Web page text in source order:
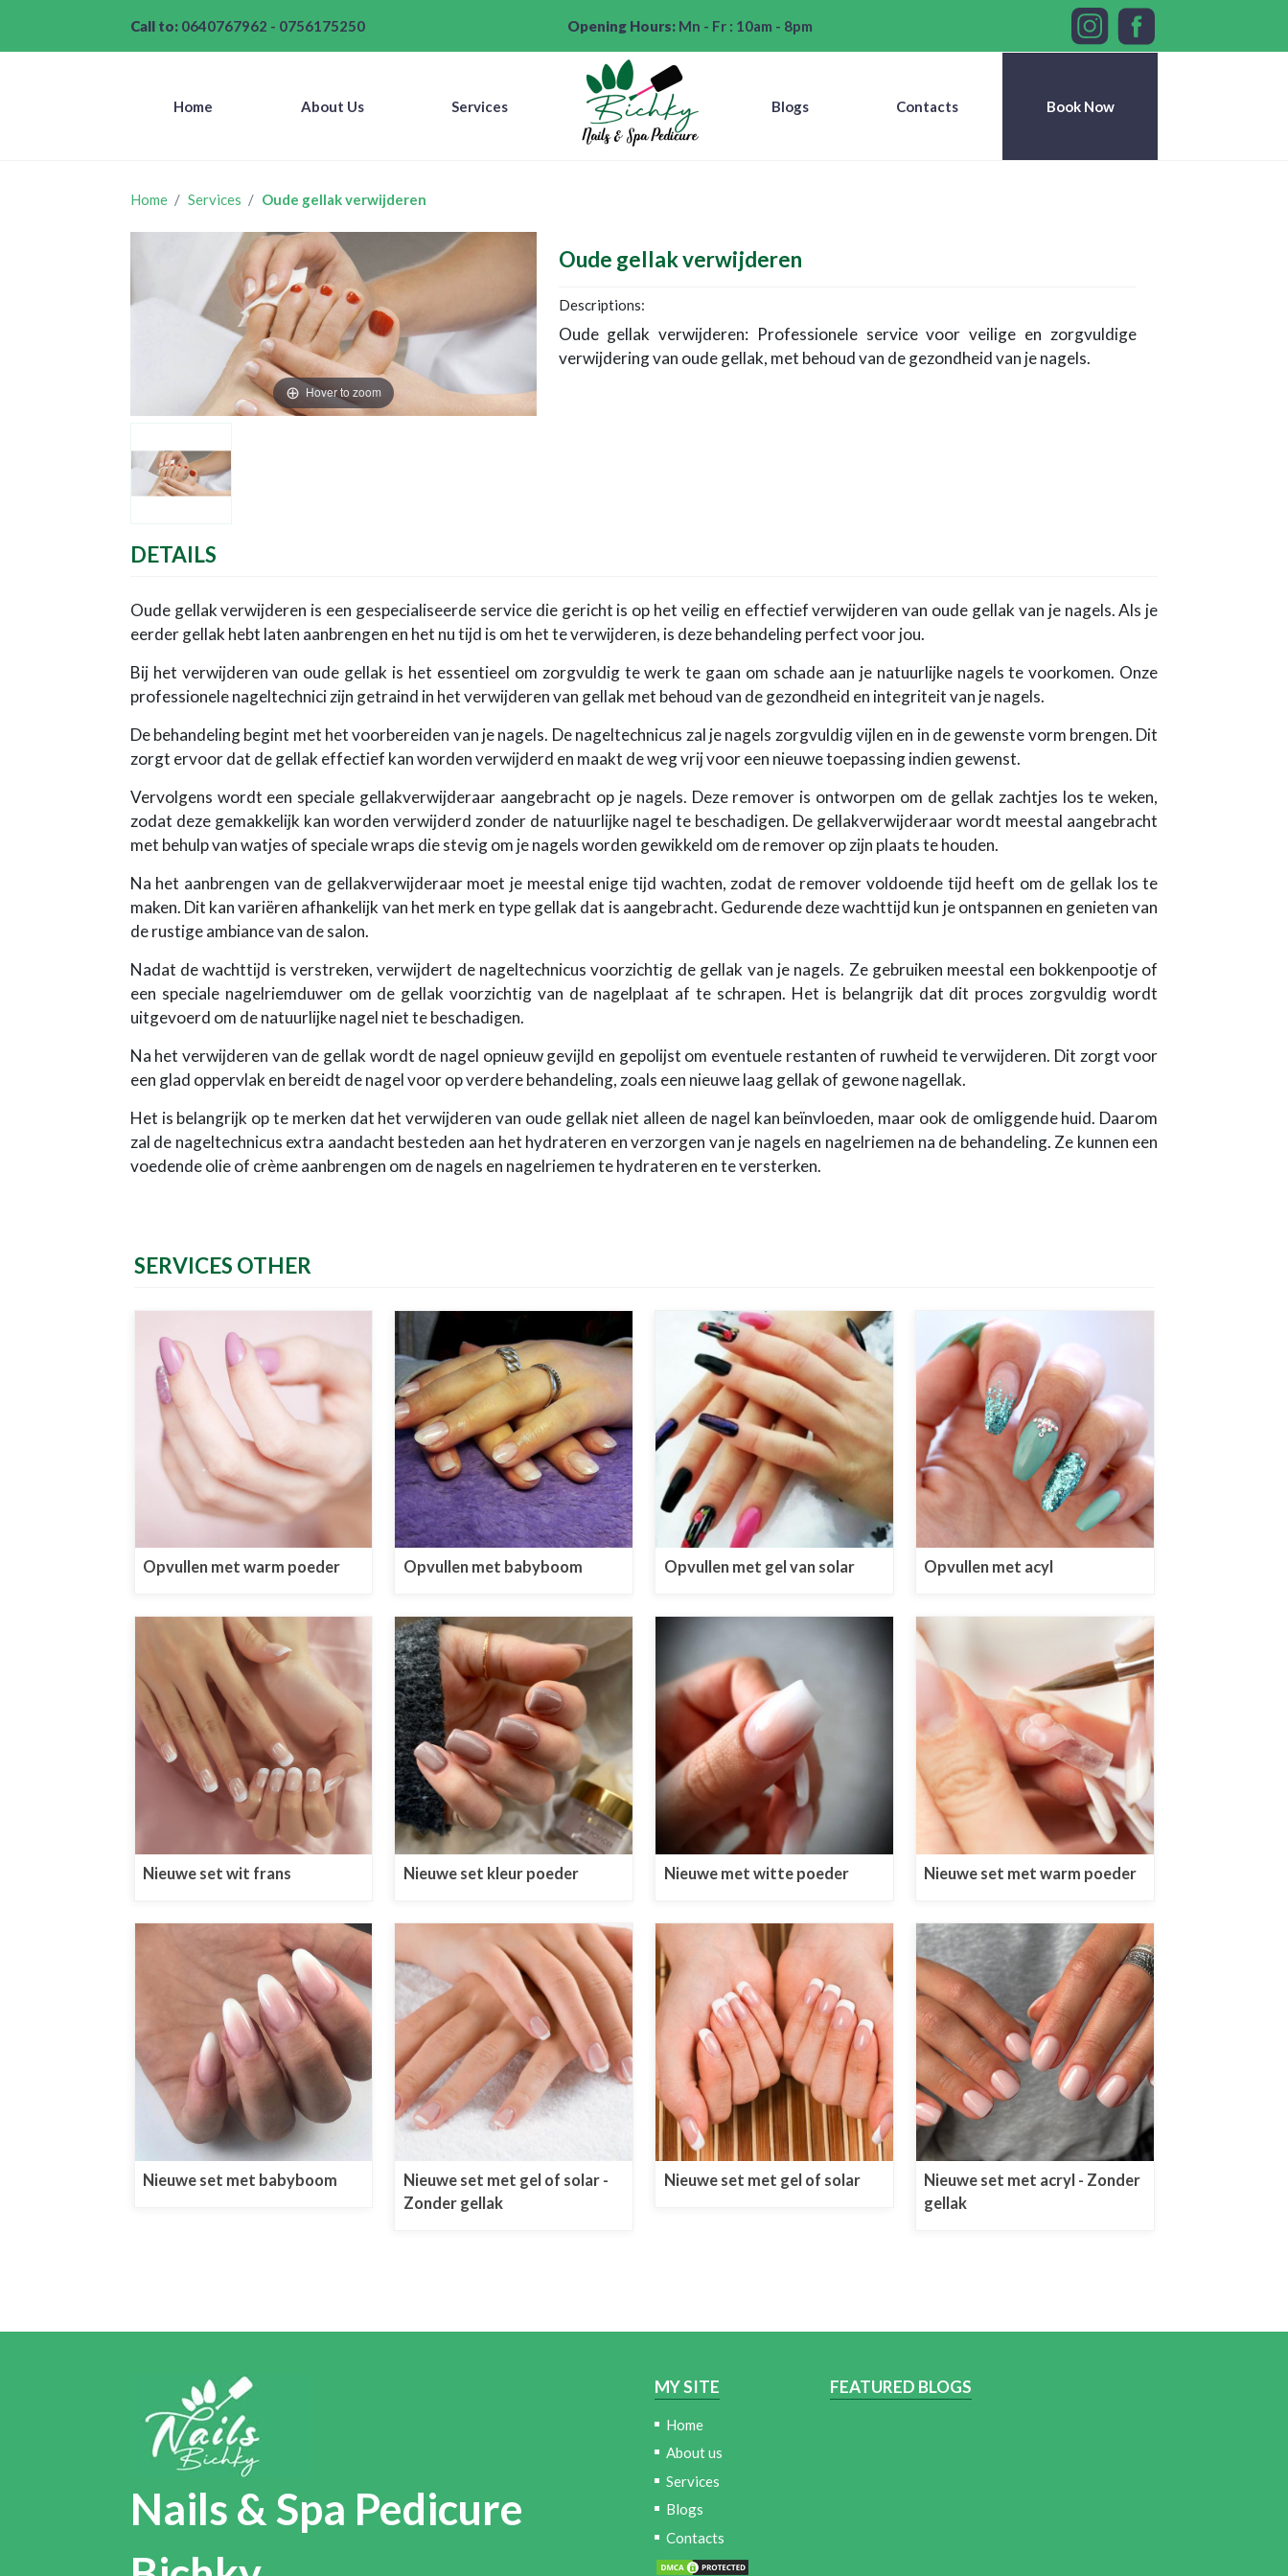
Home Services Oude gellak verwijderen
Hover to zoom
Oude gellak verwijderen
Descriptions:
Oude gellak verwijderen: Professionele service voor veilige en zorgvuldige
verwijdering van oude gellak, met behoud van de gezondheid van je nagels.
DETAILS
Oude gellak verwijderen is een gespecialiseerde service die gericht is op het veilig en effectief verwijderen van oude gellak van je nagels. Als je
eerder gellak hebt laten aanbrengen en het nu tijd is om het te verwijderen, is deze behandeling perfect voor jou.
Bij het verwijderen van oude gellak is het essentieel om zorgvuldig te werk te gaan om schade aan je natuurlijke nagels te voorkomen. Onze
professionele nageltechnici zijn getraind in het verwijderen van gellak met behoud van de gezondheid en integriteit van je nagels.
De behandeling begint met het voorbereiden van je nagels. De nageltechnicus zal je nagels zorgvuldig vijlen en in de gewenste vorm brengen. Dit
zorgt ervoor dat de gellak effectief kan worden verwijderd en maakt de weg vrij voor een nieuwe toepassing indien gewenst.
Vervolgens wordt een speciale gellakverwijderaar aangebracht op je nagels. Deze remover is ontworpen om de gellak zachtjes los te weken,
zodat deze gemakkelijk kan worden verwijderd zonder de natuurlijke nagel te beschadigen. De gellakverwijderaar wordt meestal aangebracht
met behulp van watjes of speciale wraps die stevig om je nagels worden gewikkeld om de remover op zijn plaats te houden.
Na het aanbrengen van de gellakverwijderaar moet je meestal enige tijd wachten, zodat de remover voldoende tijd heeft om de gellak los te
maken. Dit kan variëren afhankelijk van het merk en type gellak dat is aangebracht. Gedurende deze wachttijd kun je ontspannen en genieten van
de rustige ambiance van de salon.
Nadat de wachttijd is verstreken, verwijdert de nageltechnicus voorzichtig de gellak van je nagels. Ze gebruiken meestal een bokkenpootje of
een speciale nagelriemduwer om de gellak voorzichtig van de nagelplaat af te schrapen. Het is belangrijk dat dit proces zorgvuldig wordt
uitgevoerd om de natuurlijke nagel niet te beschadigen.
Na het verwijderen van de gellak wordt de nagel opnieuw gevijld en gepolijst om eventuele restanten of ruwheid te verwijderen. Dit zorgt voor
een glad oppervlak en bereidt de nagel voor op verdere behandeling, zoals een nieuwe laag gellak of gewone nagellak.
Het is belangrijk op te merken dat het verwijderen van oude gellak niet alleen de nagel kan beïnvloeden, maar ook de omliggende huid. Daarom
zal de nageltechnicus extra aandacht besteden aan het hydrateren en verzorgen van je nagels en nagelriemen na de behandeling. Ze kunnen een
voedende olie of crème aanbrengen om de nagels en nagelriemen te hydrateren en te versterken.
SERVICES OTHER
Opvullen met warm poeder Opvullen met babyboom Opvullen met gel van solar Opvullen met acyl
Nieuwe set wit frans Nieuwe set kleur poeder Nieuwe met witte poeder Nieuwe set met warm poeder
Nieuwe set met babyboom
Nieuwe set met gel of solar -
Zonder gellak
Nieuwe set met gel of solar
Nieuwe set met acryl - Zonder
gellak
Call to: 0640767962 - 0756175250 Opening Hours: Mn - Fr : 10am - 8pm
Home About Us Services Blogs Contacts Book Now
Nails & Spa Pedicure
MY SITE
Home
About us
Services
Blogs
Contacts
FEATURED BLOGS